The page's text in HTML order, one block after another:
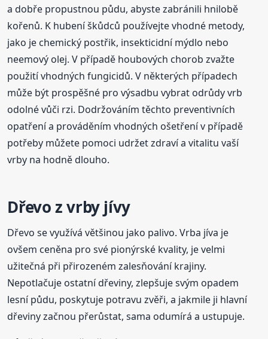
a dobře propustnou půdu, abyste zabránili hnilobě
kořenů. K hubení škůdců používejte vhodné metody,
jako je chemický postřik, insekticidní mýdlo nebo
neemový olej. V případě houbových chorob zvažte
použití vhodných fungicidů. V některých případech
může být prospěšné pro výsadbu vybrat odrůdy vrb
odolné vůči rzi. Dodržováním těchto preventivních
opatření a prováděním vhodných ošetření v případě
potřeby můžete pomoci udržet zdraví a vitalitu vaší
vrby na hodně dlouho.
Dřevo z vrby jívy
Dřevo se využívá většinou jako palivo. Vrba jíva je
ovšem ceněna pro své pionýrské kvality, je velmi
užitečná při přirozeném zalesňování krajiny.
Nepotlačuje ostatní dřeviny, zlepšuje svým opadem
lesní půdu, poskytuje potravu zvěři, a jakmile ji hlavní
dřeviny začnou přerůstat, sama odumírá a ustupuje.